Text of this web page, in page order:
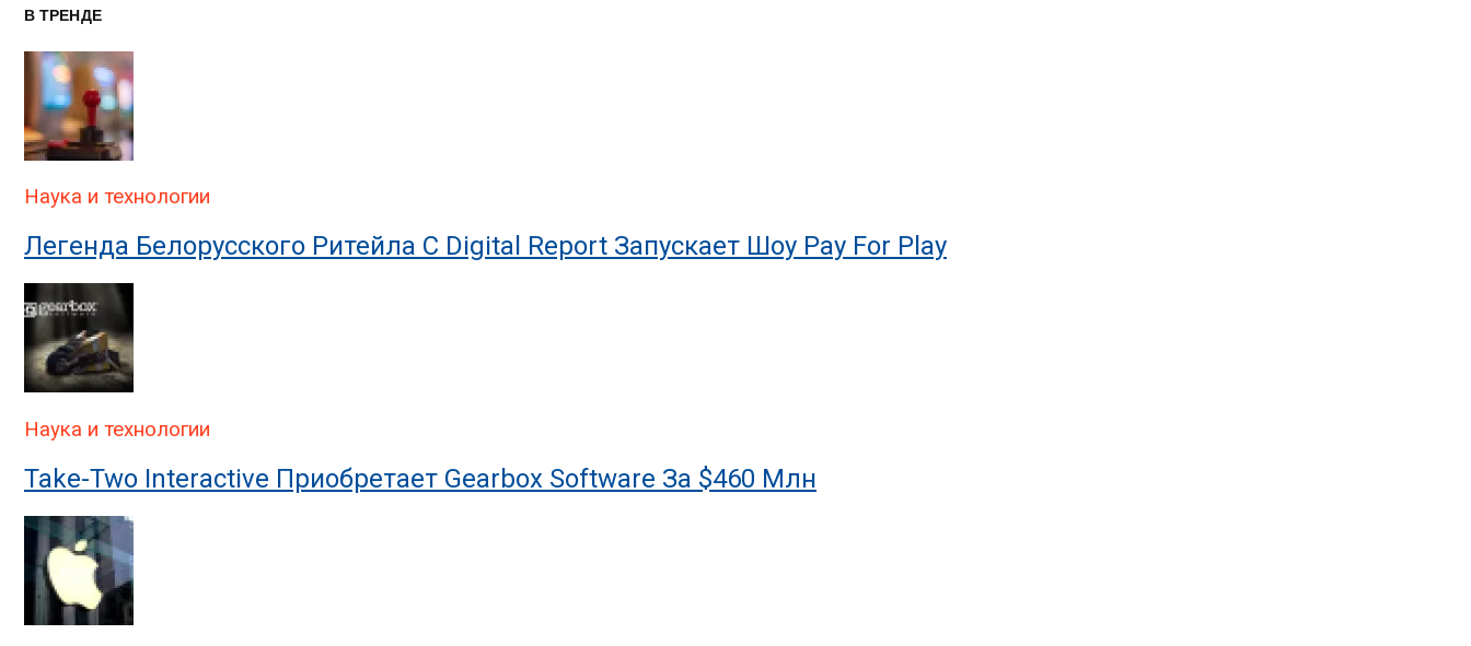
В ТРЕНДЕ
Наука и технологии
Легенда Белорусского Ритейла C Digital Report Запускает Шоу Pay For Play
Наука и технологии
Take-Two Interactive Приобретает Gearbox Software За $460 Млн